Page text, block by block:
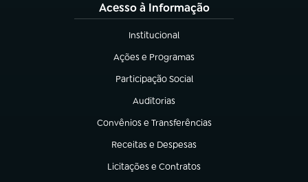
Acesso à Informação
Institucional
(abre em nova aba)
Ações e Programas
(abre em nova aba)
Participação Social
(abre em nova aba)
Auditorias
(abre em nova aba)
Convênios e Transferências
(abre em nova aba)
Receitas e Despesas
(abre em nova aba)
Licitações e Contratos
(abre em nova aba)